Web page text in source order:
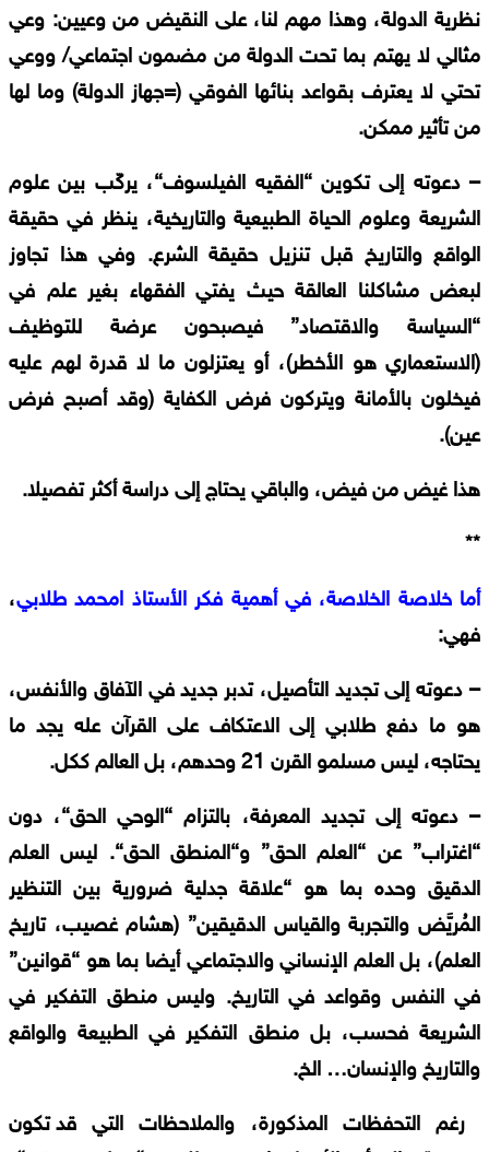
نظرية الدولة، وهذا مهم لنا، على النقيض من وعيين: وعي
مثالي لا يهتم بما تحت الدولة من مضمون اجتماعي/ ووعي
تحتي لا يعترف بقواعد بنائها الفوقي (=جهاز الدولة) وما لها
من تأثير ممكن.
–دعوته إلى تكوين “الفقيه الفيلسوف“، يركّب بين علوم
الشريعة وعلوم الحياة الطبيعية والتاريخية، ينظر في حقيقة
الواقع والتاريخ قبل تنزيل حقيقة الشرع. وفي هذا تجاوز
لبعض مشاكلنا العالقة حيث يفتي الفقهاء بغير علم في
“السياسة والاقتصاد”فيصبحون عرضة
للتوظيف
(الاستعماري هو الأخطر)، أو يعتزلون ما لا قدرة لهم عليه
فيخلون بالأمانة ويتركون فرض الكفاية (وقد أصبح فرض
عين).
هذا غيض من فيض، والباقي يحتاج إلى دراسة أكثر تفصيلا.
**
أما خلاصة الخلاصة، في أهمية فكر الأستاذ امحمد طلابي،
فهي:
– دعوته إلى تجديد التأصيل، تدبر جديد في الآفاق والأنفس،
هو ما دفع طلابي إلى الاعتكاف على القرآن عله يجد ما
يحتاجه، ليس مسلمو القرن وحدهم، بل العالم ككل.
–دعوته إلى تجديد المعرفة، بالتزام“الوحي الحق“، دون
“اغتراب”عن “العلم الحق”و“المنطق الحق“. ليس العلم
الدقيق وحده بما هو “علاقة جدلية ضرورية بين التنظير
المُريَّض والتجربة والقياس الدقيقين” (هشام غصيب، تاريخ
العلم)، بل العلم الإنساني والاجتماعي أيضا بما هو “قوانين”
في النفس وقواعد في التاريخ. وليس منطق التفكير في
الشريعة فحسب، بل منطق التفكير في الطبيعة والواقع
والتاريخ والإنسان… الخ.
رغم التحفظات المذكورة، والملاحظات التي قد تكون